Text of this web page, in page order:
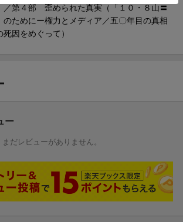
第４部 歪められた真実（「１０・８山〓
のためにー権力とメディア／五〇年目の真相
因をめぐって）
ー
まだレビューがありません。